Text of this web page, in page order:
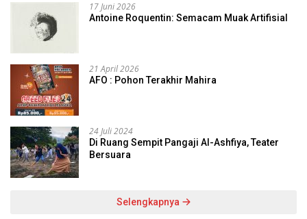
17 Juni 2026
Antoine Roquentin: Semacam Muak Artifisial
21 April 2026
AFO : Pohon Terakhir Mahira
24 Juli 2024
Di Ruang Sempit Pangaji Al-Ashfiya, Teater
Bersuara
Selengkapnya